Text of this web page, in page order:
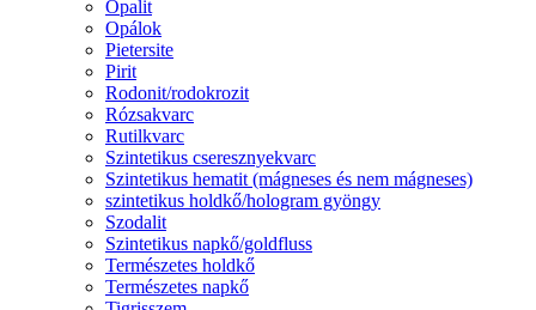
Opalit
Opálok
Pietersite
Pirit
Rodonit/rodokrozit
Rózsakvarc
Rutilkvarc
Szintetikus cseresznyekvarc
Szintetikus hematit (mágneses és nem mágneses)
szintetikus holdkő/hologram gyöngy
Szodalit
Szintetikus napkő/goldfluss
Természetes holdkő
Természetes napkő